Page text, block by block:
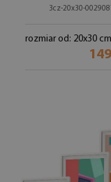
3cz-20x30-
rozmiar od: 20x30 cm